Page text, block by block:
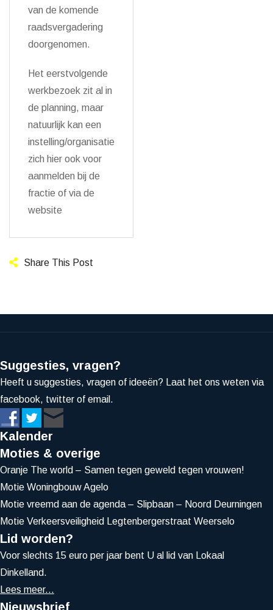
van de komende
raadsvergadering
doorgenomen.
Het eerstvolgende
werkbezoek zit al in
de planning, maar
natuurlijk kan een
instelling/organisatie
zich hier ook voor
aanmelden bij de
fractie of via de
website
Share This Post
Suggesties, vragen?
Heeft u suggesties, vragen of ideeën? Laat het ons weten via
facebook, twitter of email.
Kalender
Moties & overige
Oranje The world – Samen tegen geweld tegen vrouwen!
Motie Woningbouw Agelo
Motie vreemd aan de agenda – Slipbaan – Noord Deurningen
Motie Verkeersveiligheid Legtenbergerstraat Weerselo
Lid worden?
Voor slechts 15 euro per jaar bent U al lid van Lokaal
Dinkelland.
Lees meer...
Nieuwsbrief